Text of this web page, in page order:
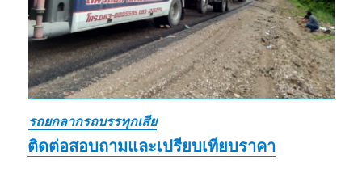
รถยกลากรถบรรทุกเสีย
ติดต่อสอบถามและเปรียบเทียบราคา